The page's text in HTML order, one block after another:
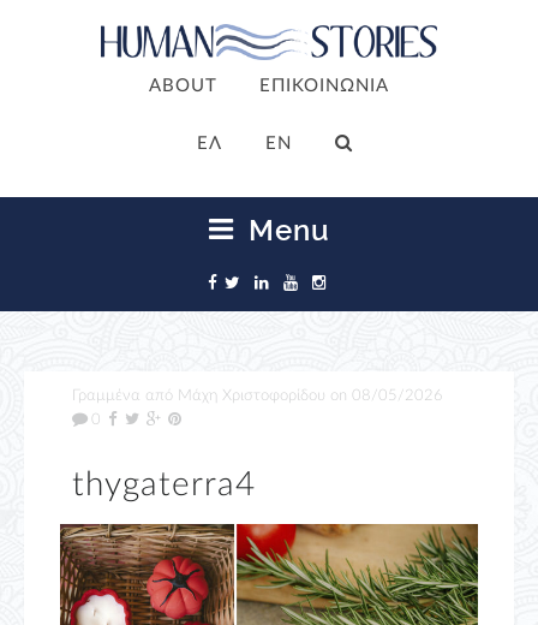
ABOUT ΕΠΙΚΟΙΝΩΝΙΑ
ΕΛ EN
Menu
Γραμμένα από Μάχη Χριστοφορίδου on 08/05/2026
0
thygaterra4